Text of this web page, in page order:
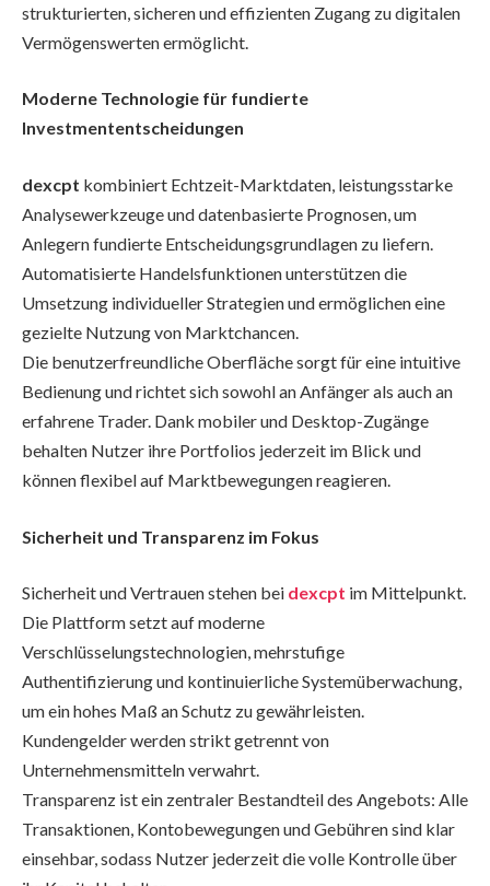
strukturierten, sicheren und effizienten Zugang zu digitalen
Vermögenswerten ermöglicht.
Moderne Technologie für fundierte
Investmententscheidungen
dexcpt kombiniert Echtzeit-Marktdaten, leistungsstarke
Analysewerkzeuge und datenbasierte Prognosen, um
Anlegern fundierte Entscheidungsgrundlagen zu liefern.
Automatisierte Handelsfunktionen unterstützen die
Umsetzung individueller Strategien und ermöglichen eine
gezielte Nutzung von Marktchancen.
Die benutzerfreundliche Oberfläche sorgt für eine intuitive
Bedienung und richtet sich sowohl an Anfänger als auch an
erfahrene Trader. Dank mobiler und Desktop-Zugänge
behalten Nutzer ihre Portfolios jederzeit im Blick und
können flexibel auf Marktbewegungen reagieren.
Sicherheit und Transparenz im Fokus
Sicherheit und Vertrauen stehen bei dexcpt im Mittelpunkt.
Die Plattform setzt auf moderne
Verschlüsselungstechnologien, mehrstufige
Authentifizierung und kontinuierliche Systemüberwachung,
um ein hohes Maß an Schutz zu gewährleisten.
Kundengelder werden strikt getrennt von
Unternehmensmitteln verwahrt.
Transparenz ist ein zentraler Bestandteil des Angebots: Alle
Transaktionen, Kontobewegungen und Gebühren sind klar
einsehbar, sodass Nutzer jederzeit die volle Kontrolle über